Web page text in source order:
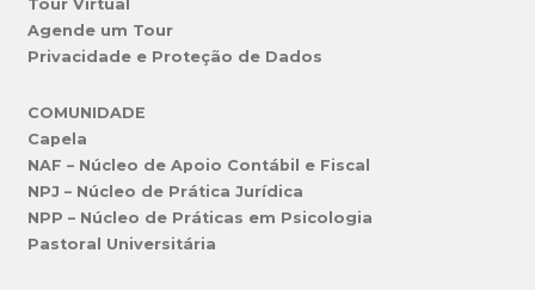
Tour Virtual
Agende um Tour
Privacidade e Proteção de Dados
COMUNIDADE
Capela
NAF – Núcleo de Apoio Contábil e Fiscal
NPJ – Núcleo de Prática Jurídica
NPP – Núcleo de Práticas em Psicologia
Pastoral Universitária